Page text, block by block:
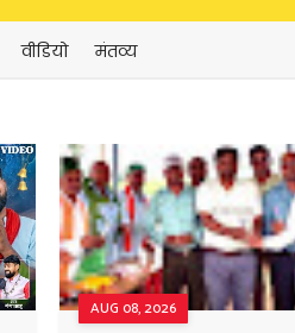
वीडियो मंतव्य
AUG 08, 2026